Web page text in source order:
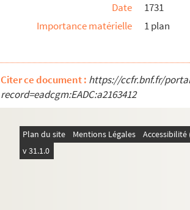
pf67-41. Plan du 1er étage de 2 maisons à
pf67-42. Rez de chaussée, Lille n°4,
pf67-44. La maison de Mme de Ronquier
pf67-45. Notre dame la neuve abbielle à
pf67-46. Calvaire de Notre Dame d’Abielle
pf67-48. Chapitre, organisation des
pf67-49. Petite armoire sous les fenêtres du
Date
1731
Importance matérielle
1 plan
Citer ce document : https://ccfr.bnf.fr/
record=eadcgm:EADC:a2163412
Plan du site Mentions Légales
v 31.1.0